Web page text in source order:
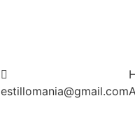
estillomania@gmail.com